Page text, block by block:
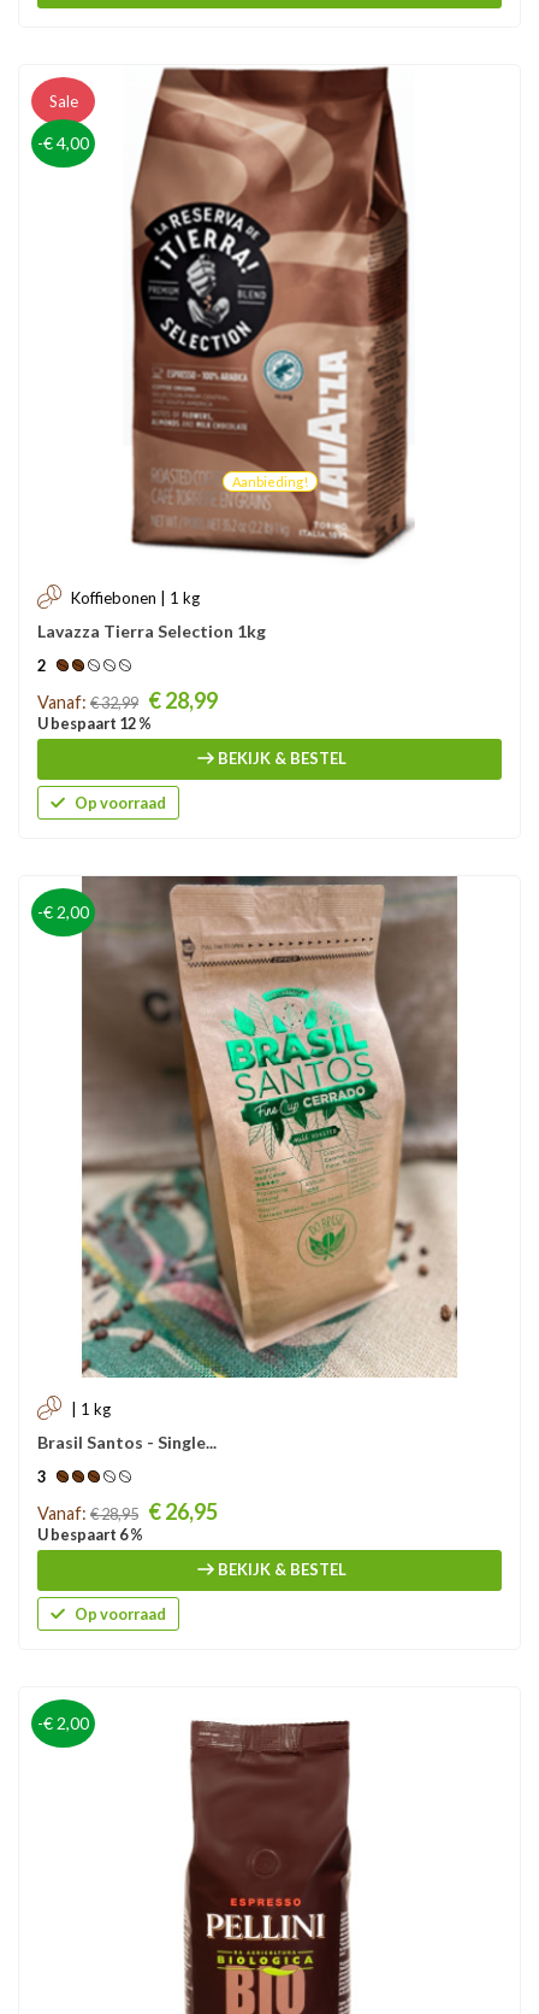
Sale
-€ 4,00
Aanbieding!
Koffiebonen | 1 kg
Lavazza Tierra Selection 1kg
2
Prijs
Vanaf: € 32,99 € 28,99
U bespaart 12 %
BEKIJK & BESTEL
Op voorraad
-€ 2,00
| 1 kg
Brasil Santos - Single...
3
Prijs
Vanaf: € 28,95 € 26,95
U bespaart 6 %
BEKIJK & BESTEL
Op voorraad
-€ 2,00